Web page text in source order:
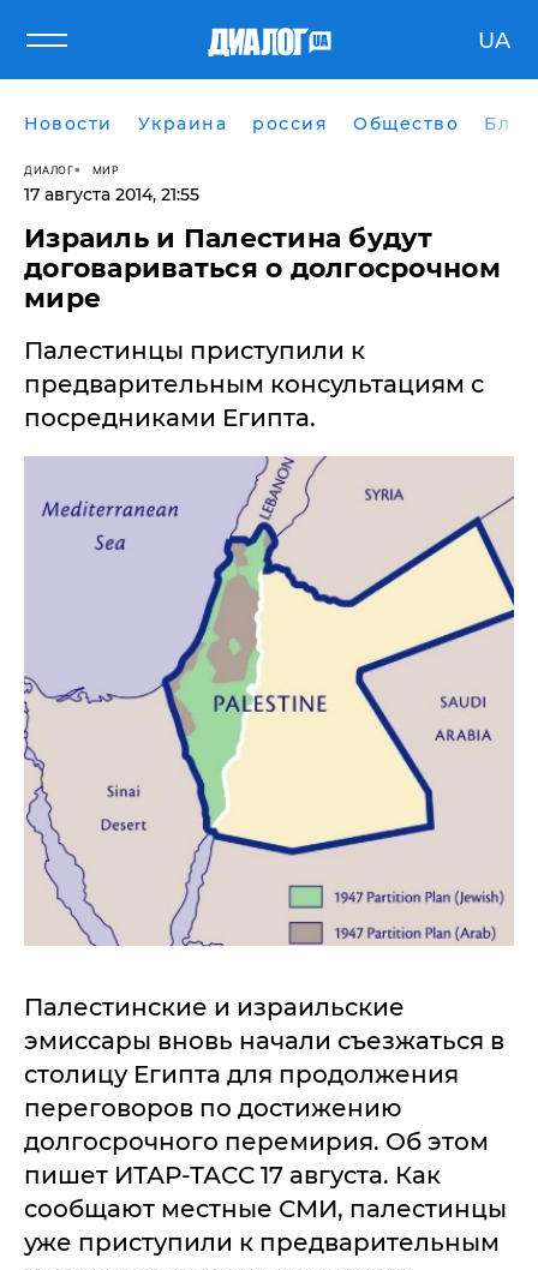
UA
Новости Украина россия Общество
ДИАЛОГ МИР
17 августа 2014, 21:55
Израиль и Палестина будут
договариваться о долгосрочном
мире
Палестинцы приступили к
предварительным консультациям с
посредниками Египта.
Палестинские и израильские
эмиссары вновь начали съезжаться в
столицу Египта для продолжения
переговоров по достижению
долгосрочного перемирия. Об этом
пишет ИТАР-ТАСС 17 августа. Как
сообщают местные СМИ, палестинцы
уже приступили к предварительным